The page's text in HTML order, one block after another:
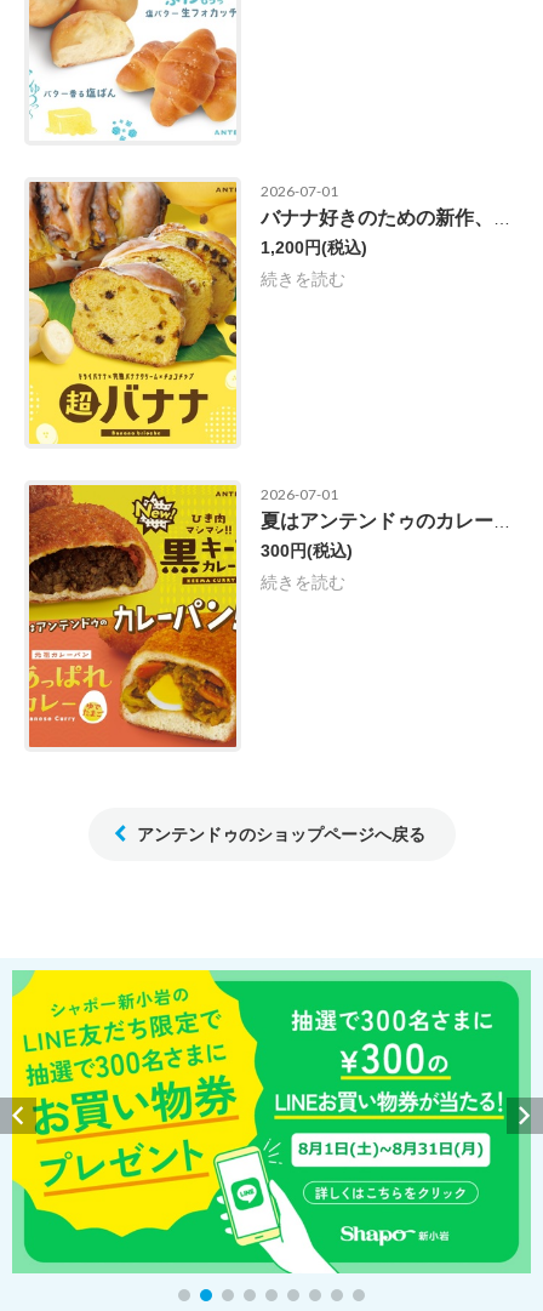
2026-07-01
1,200円(税込)
続きを読む
2026-07-01
300円(税込)
続きを読む
アンテンドゥのショップページへ戻る